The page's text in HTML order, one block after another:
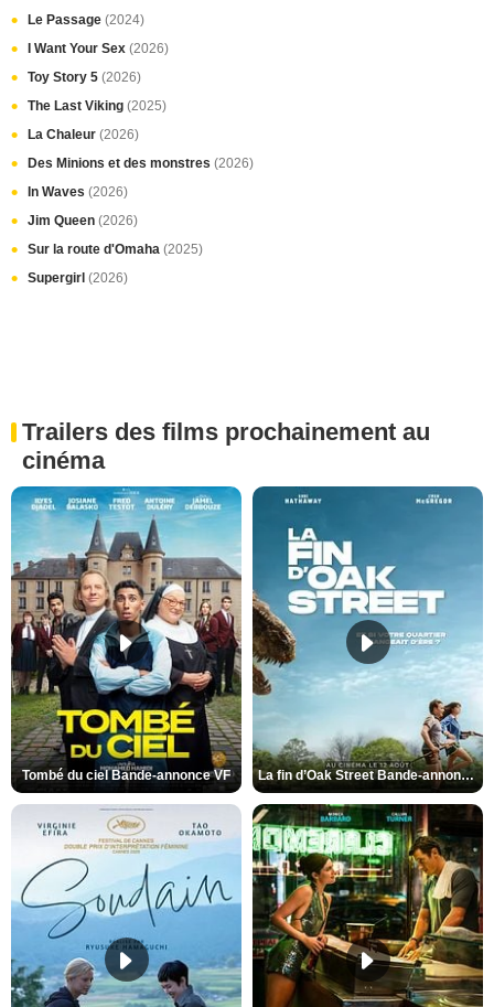
Le Passage (2024)
I Want Your Sex (2026)
Toy Story 5 (2026)
The Last Viking (2025)
La Chaleur (2026)
Des Minions et des monstres (2026)
In Waves (2026)
Jim Queen (2026)
Sur la route d'Omaha (2025)
Supergirl (2026)
Trailers des films prochainement au
cinéma
Tombé du ciel Bande-annonce VF La fin d’Oak Street Bande-annonce VO STFR